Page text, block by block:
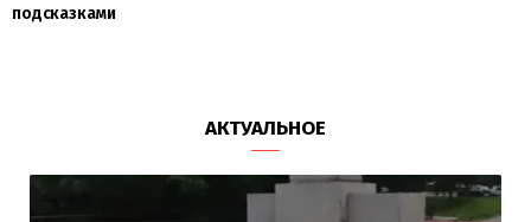
подсказками
АКТУАЛЬНОЕ